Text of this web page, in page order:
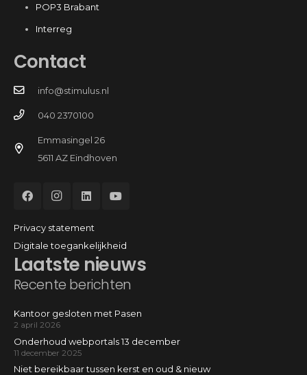
POP3 Brabant
Interreg
Laatste nieuws
Recente berichten
Kantoor gesloten met Pasen
2 april 2026
Onderhoud webportals 13 december
11 december 2025
Niet bereikbaar tussen kerst en oud & nieuw
Contact
info@stimulus.nl
040 2370100
Emmasingel 26
5611 AZ Eindhoven
Privacy statement
Digitale toegankelijkheid